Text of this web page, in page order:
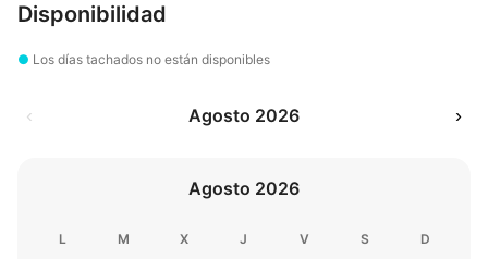
Disponibilidad
● Los días tachados no están disponibles
‹ Agosto 2026 ›
Agosto 2026
L M X J V S D